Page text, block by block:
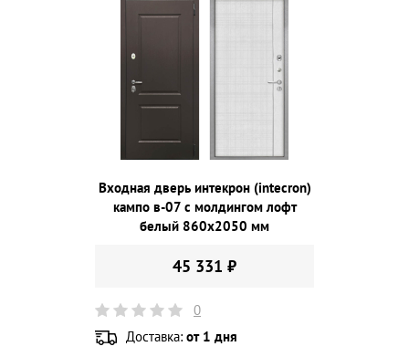
Входная дверь интекрон (intecron)
кампо в-07 с молдингом лофт
белый 860х2050 мм
45 331 ₽
0
Доставка: от 1 дня